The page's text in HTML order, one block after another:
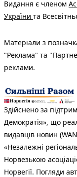
Видання є членом
України та
Матеріали з
"Реклама" та
реклами.
Здійснено за
Демократія», що
видавців новин
«Незалежні
Норвезькою
Норвегії. Погляди